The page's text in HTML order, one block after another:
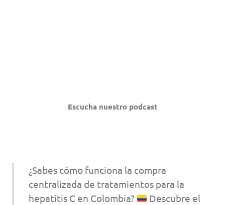
Escucha nuestro podcast
¿Sabes cómo funciona la compra
centralizada de tratamientos para la
hepatitis C en Colombia?
Descubre el